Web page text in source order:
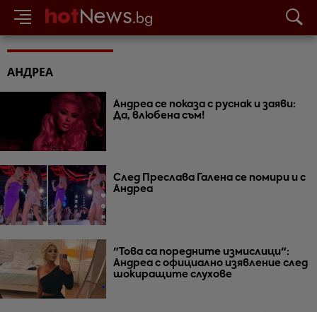
АНДРЕА
Андреа се показа с руснак и заяви:
Да, влюбена съм!
След Преслава Галена се помири и с
Андреа
"Това са поредните измислици":
Андреа с официално изявление след
шокиращите слухове